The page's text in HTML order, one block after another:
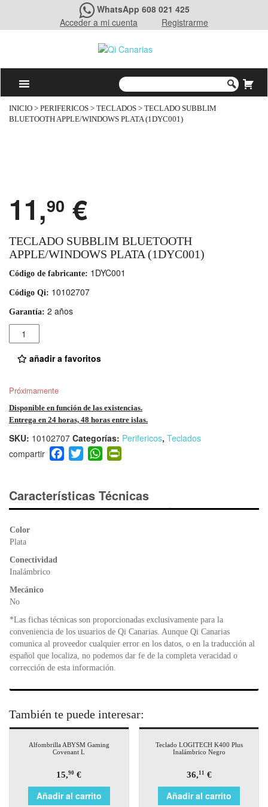
WhatsApp 608 021 425
Acceder a mi cuenta
Registrarme
INICIO > PERIFERICOS > TECLADOS > TECLADO SUBBLIM
BLUETOOTH APPLE/WINDOWS PLATA (1DYC001)
11,90 €
TECLADO SUBBLIM BLUETOOTH
APPLE/WINDOWS PLATA (1DYC001)
Código de fabricante: 1DYC001
Código Qi: 10102707
Garantía: 2 años
Cantidad
añadir a favoritos
Próximamente
Disponible en función de las existencias.
Entrega en 24 horas, 48 horas entre islas.
SKU: 10102707 Categorías: Perifericos, Teclados
F
a
e
b
T
wi
er
W
h
s
A
ri
e
Características Técnicas
Color
Plata
Conectividad
Inalámbrico
Mecánico
No
*Las fichas técnicas son proporcionadas exclusivamente para la
conveniencia de los usuarios de Qi Canarias. Aunque Qi Canarias
comunica al proveedor cualquier error en los datos, o en la traducción al
español que localiza, no podemos dar fe de la completa veracidad o
corrección de esta información.
También te puede interesar:
Alfombrilla ABYSM Gaming
Covenant L
15,90 €
Añadir al carrito
Teclado LOGITECH K400 Plus
Inalámbrico Negro
36,11 €
Añadir al carrito